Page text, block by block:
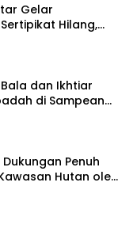
Gelar
Hilang,
Pertanahan
dan Ikhtiar
di Sampean
Penuh
Hutan oleh